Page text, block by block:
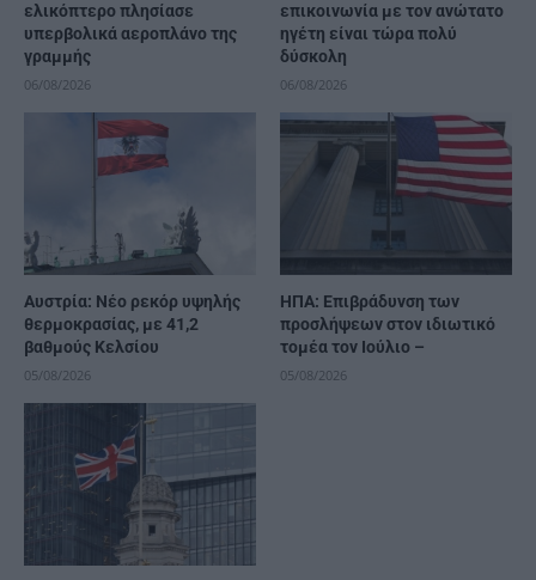
ελικόπτερο πλησίασε
υπερβολικά αεροπλάνο της
γραμμής
06/08/2026
επικοινωνία με τον ανώτατο
ηγέτη είναι τώρα πολύ
δύσκολη
06/08/2026
Αυστρία: Νέο ρεκόρ υψηλής
θερμοκρασίας, με 41,2
βαθμούς Κελσίου
05/08/2026
ΗΠΑ: Επιβράδυνση των
προσλήψεων στον ιδιωτικό
τομέα τον Ιούλιο –
05/08/2026